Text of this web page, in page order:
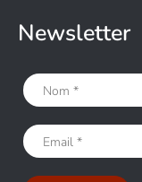
Newsletter